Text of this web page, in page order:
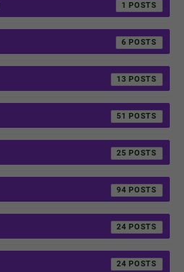
1
6
13
51
25
94
24
24